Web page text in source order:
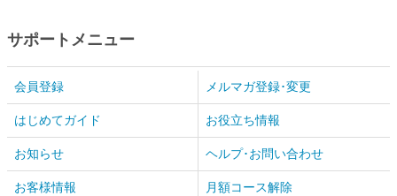
サポートメニュー
会員登録 メルマガ登録･変更
はじめてガイド お役立ち情報
お知らせ ヘルプ･お問い合わせ
お客様情報 月額コース解除